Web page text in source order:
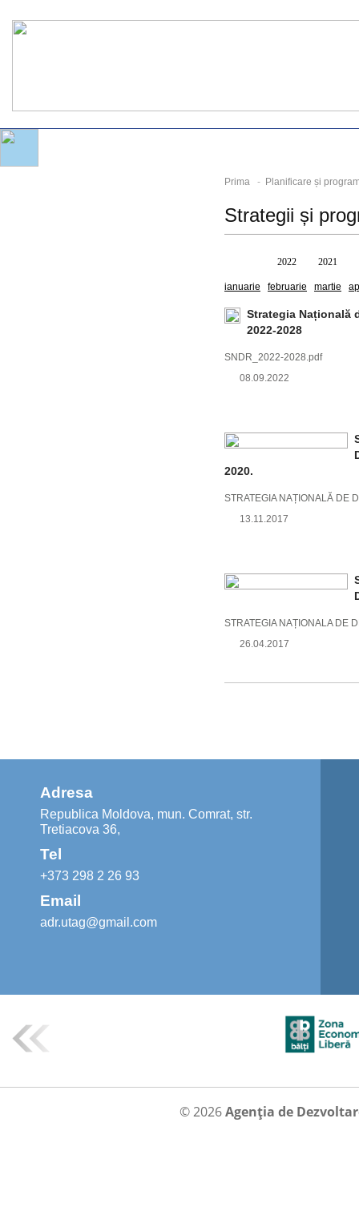
Prima - Planificare și
Strategii și
2022 2021
ianuarie februarie martie
Strategia Națională
2022-2028
SNDR_2022-2028.pdf
08.09.2022
2020.
STRATEGIA NAȚIONALĂ DE
13.11.2017
STRATEGIA NAȚIONALA DE
26.04.2017
Adresa
Republica Moldova, mun. Comrat, str.
Tretiacova 36,
Tel
+373 298 2 26 93
Email
adr.utag@gmail.com
© 2026Agenția de